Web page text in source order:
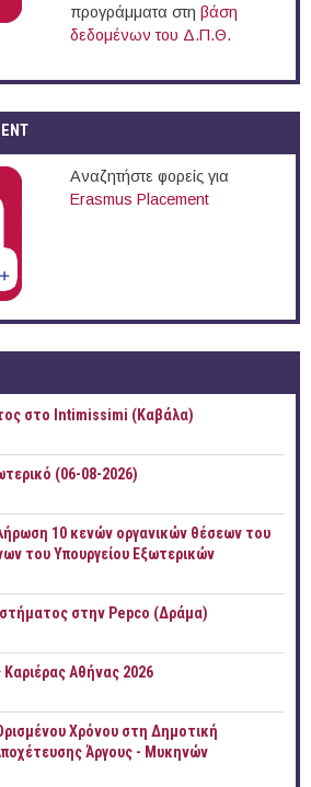
προγράμματα στη βάση
δεδομένων του Δ.Π.Θ.
Αναζητήστε φορείς για
Erasmus Placement
στο Intimissimi (Καβάλα)
(06-08-2026)
10 κενών οργανικών θέσεων του
του Υπουργείου Εξωτερικών
στην Pepco (Δράμα)
Αθήνας 2026
Χρόνου στη Δημοτική
Άργους - Μυκηνών